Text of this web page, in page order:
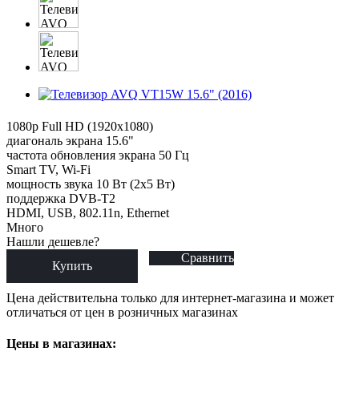
1080p Full HD (1920x1080)
диагональ экрана 15.6"
частота обновления экрана 50 Гц
Smart TV, Wi-Fi
мощность звука 10 Вт (2х5 Вт)
поддержка DVB-T2
HDMI, USB, 802.11n, Ethernet
Много
Нашли дешевле?
Купить
Сравнить
Цена действительна только для интернет-магазина и может
отличаться от цен в розничных магазинах
Цены в магазинах: